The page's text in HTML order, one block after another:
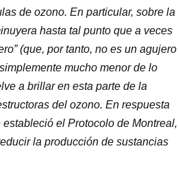
de ozono. En particular, sobre la
hasta tal punto que a veces
(que, por tanto, no es un agujero
mucho menor de lo
a brillar en esta parte de la
del ozono. En respuesta
el Protocolo de Montreal,
la producción de sustancias